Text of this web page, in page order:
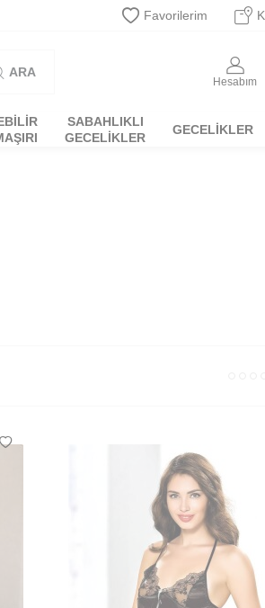
Favorilerim
ARA
Hesabım
SABAHLIKLI
GECELIKLER
GECELIKLER